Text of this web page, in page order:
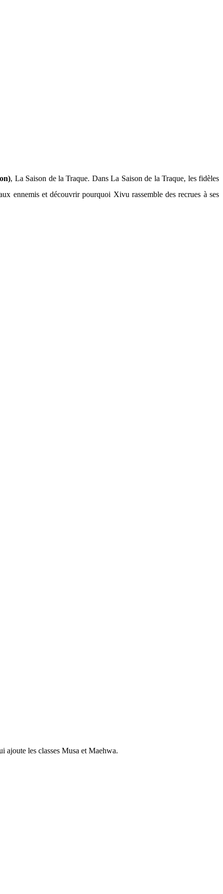
, La Saison de la Traque. Dans La Saison de la Traque, les fidèles
ennemis et découvrir pourquoi Xivu rassemble des recrues à ses
ajoute les classes Musa et Maehwa.